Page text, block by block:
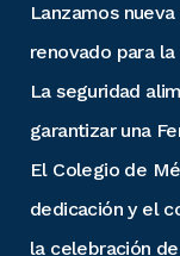
Lanzamos
renovado para
La seguridad
garantizar una
El Colegio de
dedicación y el
la celebración